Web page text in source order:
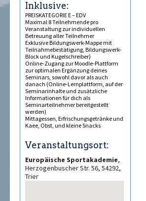
Inklusive:
PREISKATEGORIE E – EDV
Maximal 8 Teilnehmende pro
Veranstaltung zur individuellen
Betreuung aller Teilnehmer
Exklusive Bildungswerk-Mappe mit
Teilnahmebestätigung, Bildungswerk-
Block und Kugelschreiber)
Online-Zugang zur Moodle-Plattform
zur optimalen Ergänzung deines
Seminars, sowohl davor als auch
danach (Online-Lernplattform, auf der
Seminarinhalte und zusätzliche
Informationen für dich als
Seminarteilnehmer bereitgestellt
werden)
Mittagessen, Erfrischungsgetränke und
Kaffee, Obst, und kleine Snacks
Veranstaltungsort:
Europäische Sportakademie,
Herzogenbuscher Str. 56, 54292,
Trier